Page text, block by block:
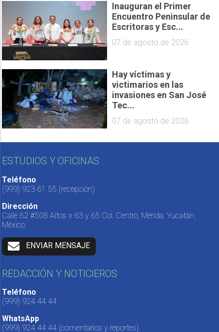
Inauguran el Primer
Encuentro Peninsular de
Escritoras y Esc...
07 de agosto de 2026
Hay víctimas y
victimarios en las
invasiones en San José
Tec...
07 de agosto de 2026
ESTUDIOS Y OFICINAS
Teléfono
(999) 923 61 55 (recepción)
Dirección
Calle 62 #508 Altos x 63 y 65 Col. Centro, Mérida, Yucatán,
México.
ENVIAR MENSAJE
REDACCIÓN Y NOTICIEROS
Teléfono
(999) 924 44 44
WhatsApp
(999) 924 44 44 (comentarios y reportes)